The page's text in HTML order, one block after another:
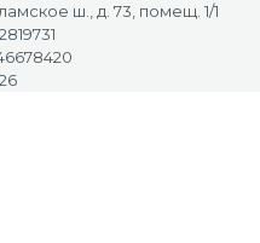
ш., д. 73, помещ. 1/1